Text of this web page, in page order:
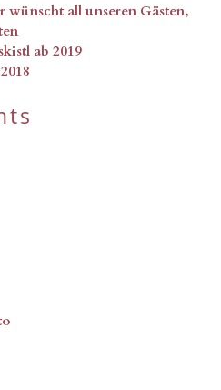
wünscht all unseren Gästen,
ab 2019